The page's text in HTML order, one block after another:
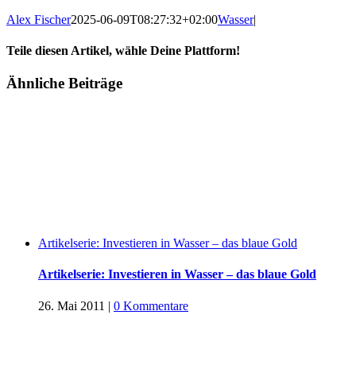
Alex Fischer2025-06-09T08:27:32+02:00Wasser|
Teile diesen Artikel, wähle Deine Plattform!
Facebook
Twitter
Reddit
LinkedIn
Tumblr
Pinterest
Vk
E-
Ähnliche Beiträge
Artikelserie: Investieren in Wasser – das blaue Gold
Artikelserie: Investieren in Wasser – das blaue Gold
26. Mai 2011 | 0 Kommentare